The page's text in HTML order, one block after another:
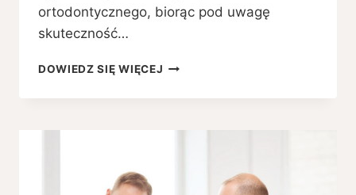
ortodontycznego, biorąc pod uwagę
skuteczność…
DOWIEDZ SIĘ WIĘCEJ APARAT
WE